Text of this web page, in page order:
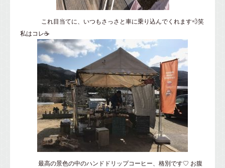
これ目当てに、いつもさっさと車に乗り込んでくれます💨笑
私はコレ☕
最高の景色の中のハンドドリップコーヒー、格別です♡ お腹